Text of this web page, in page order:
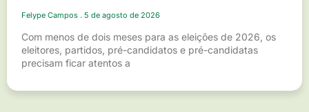
Felype Campos 5 de agosto de 2026
Com menos de dois meses para as eleições de 2026, os
eleitores, partidos, pré-candidatos e pré-candidatas
precisam ficar atentos a